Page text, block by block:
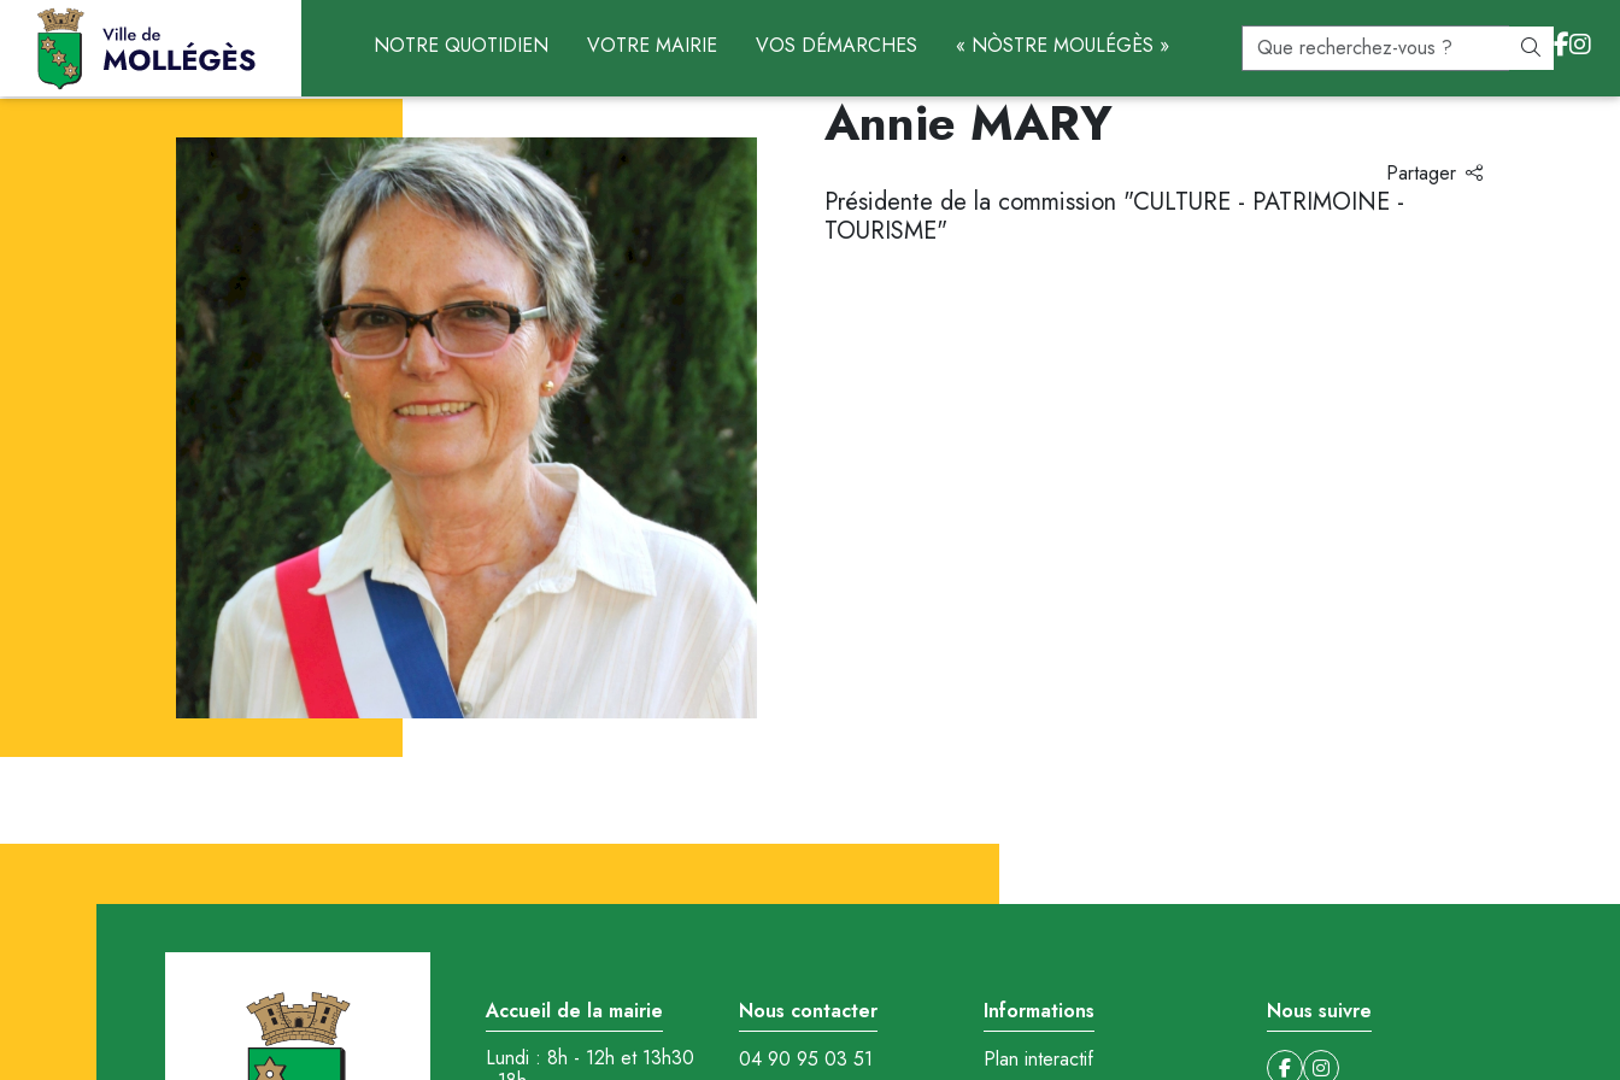
Accéder au contenu
NOTRE QUOTIDIEN
VOTRE MAIRIE VOS DÉMARCHES « NÒSTRE MOULÉGÈS »
Annie MARY
Partager
Présidente de la commission "CULTURE - PATRIMOINE -
TOURISME"
Accueil de la mairie
Lundi : 8h - 12h et 13h30
Nous contacter
04 90 95 03 51
Informations
Plan interactif
Nous suivre